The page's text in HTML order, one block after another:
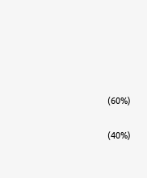
(60%)
(40%)